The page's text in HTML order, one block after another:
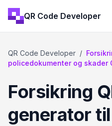
QR Code Developer
QR Code Developer /
policedokumenter og skader
Forsikring
generator til